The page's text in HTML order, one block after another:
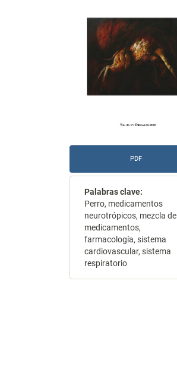
del
artículo
PDF
Palabras clave:
Perro, medicamentos
neurotrópicos, mezcla de
medicamentos,
farmacología, sistema
cardiovascular, sistema
respiratorio